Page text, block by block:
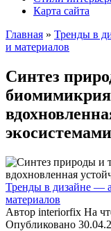
Карта сайта
Главная » Тренды в
и материалов
Синтез
Тренды в дизайне —
материалов
Автор interiorfix На
Опубликовано